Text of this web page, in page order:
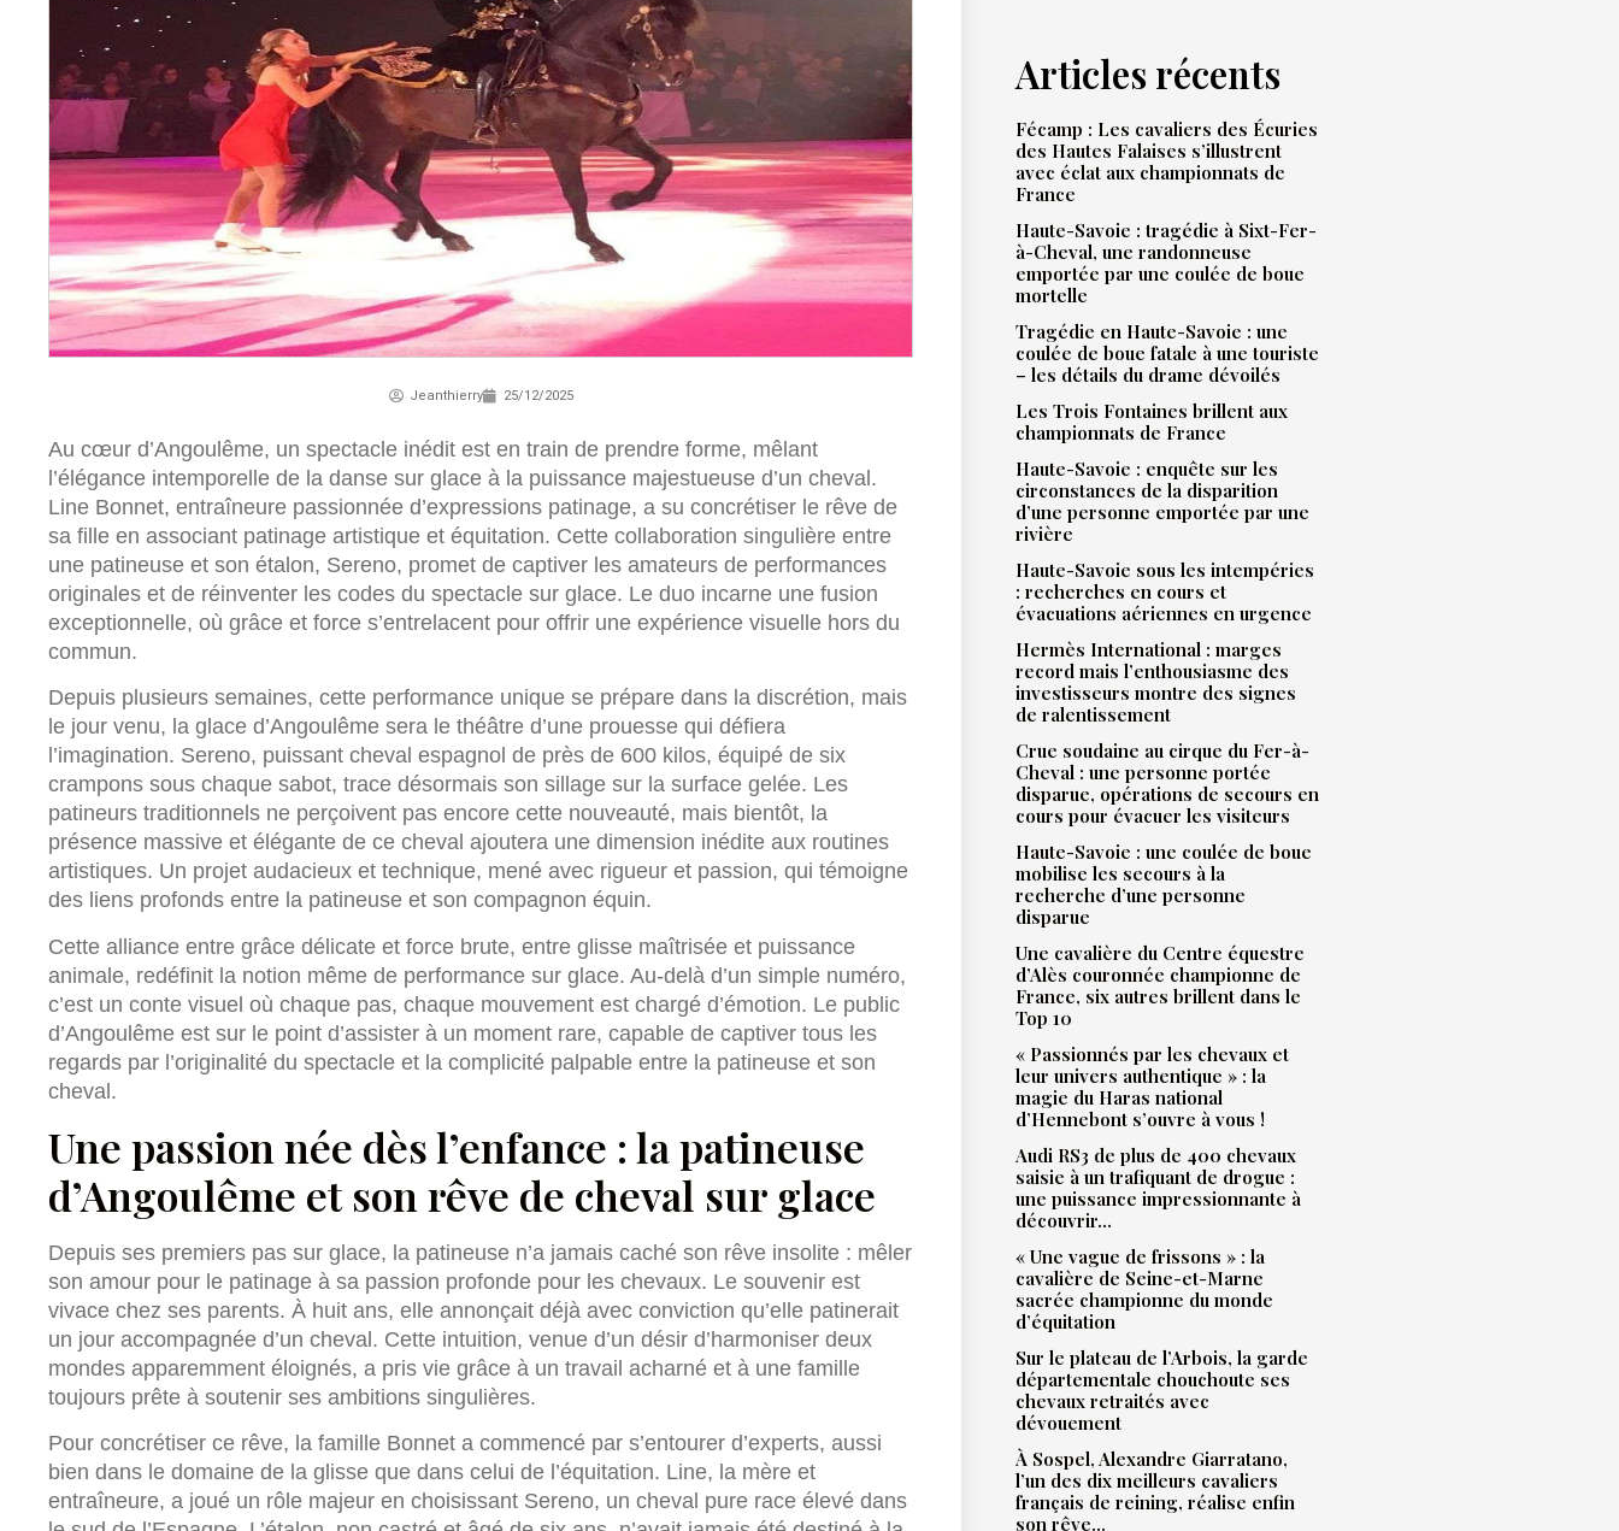
Jeanthierry 25/12/2025
Au cœur d’Angoulême, un spectacle inédit est en train de prendre forme, mêlant
l’élégance intemporelle de la danse sur glace à la puissance majestueuse d’un cheval.
Line Bonnet, entraîneure passionnée d’expressions patinage, a su concrétiser le rêve de
sa fille en associant patinage artistique et équitation. Cette collaboration singulière entre
une patineuse et son étalon, Sereno, promet de captiver les amateurs de performances
originales et de réinventer les codes du spectacle sur glace. Le duo incarne une fusion
exceptionnelle, où grâce et force s’entrelacent pour offrir une expérience visuelle hors du
commun.
Depuis plusieurs semaines, cette performance unique se prépare dans la discrétion, mais
le jour venu, la glace d’Angoulême sera le théâtre d’une prouesse qui défiera
l’imagination. Sereno, puissant cheval espagnol de près de 600 kilos, équipé de six
crampons sous chaque sabot, trace désormais son sillage sur la surface gelée. Les
patineurs traditionnels ne perçoivent pas encore cette nouveauté, mais bientôt, la
présence massive et élégante de ce cheval ajoutera une dimension inédite aux routines
artistiques. Un projet audacieux et technique, mené avec rigueur et passion, qui témoigne
des liens profonds entre la patineuse et son compagnon équin.
Cette alliance entre grâce délicate et force brute, entre glisse maîtrisée et puissance
animale, redéfinit la notion même de performance sur glace. Au-delà d’un simple numéro,
c’est un conte visuel où chaque pas, chaque mouvement est chargé d’émotion. Le public
d’Angoulême est sur le point d’assister à un moment rare, capable de captiver tous les
regards par l’originalité du spectacle et la complicité palpable entre la patineuse et son
cheval.
Une passion née dès l’enfance : la patineuse
d’Angoulême et son rêve de cheval sur glace
Depuis ses premiers pas sur glace, la patineuse n’a jamais caché son rêve insolite : mêler
son amour pour le patinage à sa passion profonde pour les chevaux. Le souvenir est
vivace chez ses parents. À huit ans, elle annonçait déjà avec conviction qu’elle patinerait
un jour accompagnée d’un cheval. Cette intuition, venue d’un désir d’harmoniser deux
mondes apparemment éloignés, a pris vie grâce à un travail acharné et à une famille
toujours prête à soutenir ses ambitions singulières.
Pour concrétiser ce rêve, la famille Bonnet a commencé par s’entourer d’experts, aussi
bien dans le domaine de la glisse que dans celui de l’équitation. Line, la mère et
entraîneure, a joué un rôle majeur en choisissant Sereno, un cheval pure race élevé dans
Articles récents
Fécamp : Les cavaliers des Écuries
des Hautes Falaises s’illustrent
avec éclat aux championnats de
France
Haute-Savoie : tragédie à Sixt-Fer-
à-Cheval, une randonneuse
emportée par une coulée de boue
mortelle
Tragédie en Haute-Savoie : une
coulée de boue fatale à une touriste
– les détails du drame dévoilés
Les Trois Fontaines brillent aux
championnats de France
Haute-Savoie : enquête sur les
circonstances de la disparition
d’une personne emportée par une
rivière
Haute-Savoie sous les intempéries
: recherches en cours et
évacuations aériennes en urgence
Hermès International : marges
record mais l’enthousiasme des
investisseurs montre des signes
de ralentissement
Crue soudaine au cirque du Fer-à-
Cheval : une personne portée
disparue, opérations de secours en
cours pour évacuer les visiteurs
Haute-Savoie : une coulée de boue
mobilise les secours à la
recherche d’une personne
disparue
Une cavalière du Centre équestre
d’Alès couronnée championne de
France, six autres brillent dans le
Top 10
« Passionnés par les chevaux et
leur univers authentique » : la
magie du Haras national
d’Hennebont s’ouvre à vous !
Audi RS3 de plus de 400 chevaux
saisie à un trafiquant de drogue :
une puissance impressionnante à
découvrir…
« Une vague de frissons » : la
cavalière de Seine-et-Marne
sacrée championne du monde
d’équitation
Sur le plateau de l’Arbois, la garde
départementale chouchoute ses
chevaux retraités avec
dévouement
À Sospel, Alexandre Giarratano,
l’un des dix meilleurs cavaliers
français de reining, réalise enfin
son rêve…